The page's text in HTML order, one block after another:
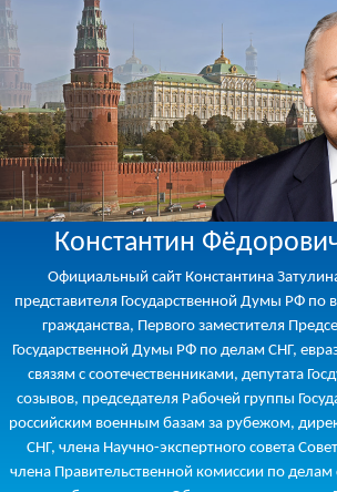
Константин
Официальный сайт Константина
представителя Государственной Думы РФ по
гражданства, Первого заместителя
Государственной Думы РФ по делам СНГ,
связям с соотечественниками, депутата
созывов, председателя Рабочей группы
российским военным базам за рубежом,
СНГ, члена Научно-экспертного совета
члена Правительственной комиссии по делам